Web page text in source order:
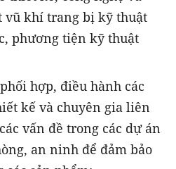
vũ khí trang bị kỹ thuật
phương tiện kỹ thuật
hợp, điều hành các
kế và chuyên gia liên
vấn đề trong các dự án
an ninh để đảm bảo